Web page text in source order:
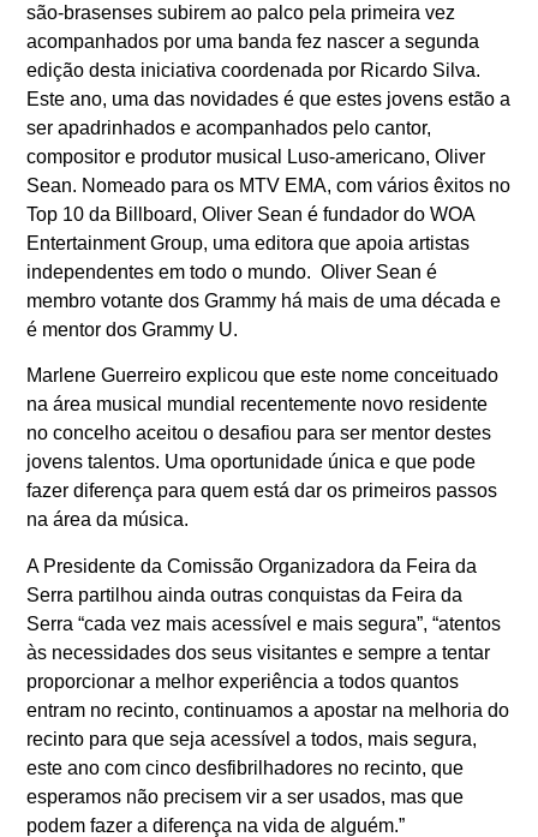
são-brasenses subirem ao palco pela primeira vez
acompanhados por uma banda fez nascer a segunda
edição desta iniciativa coordenada por Ricardo Silva.
Este ano, uma das novidades é que estes jovens estão a
ser apadrinhados e acompanhados pelo cantor,
compositor e produtor musical Luso-americano, Oliver
Sean. Nomeado para os MTV EMA, com vários êxitos no
Top 10 da Billboard, Oliver Sean é fundador do WOA
Entertainment Group, uma editora que apoia artistas
independentes em todo o mundo. Oliver Sean é
membro votante dos Grammy há mais de uma década e
é mentor dos Grammy U.
Marlene Guerreiro explicou que este nome conceituado
na área musical mundial recentemente novo residente
no concelho aceitou o desafiou para ser mentor destes
jovens talentos. Uma oportunidade única e que pode
fazer diferença para quem está dar os primeiros passos
na área da música.
A Presidente da Comissão Organizadora da Feira da
Serra partilhou ainda outras conquistas da Feira da
Serra “cada vez mais acessível e mais segura”, “atentos
às necessidades dos seus visitantes e sempre a tentar
proporcionar a melhor experiência a todos quantos
entram no recinto, continuamos a apostar na melhoria do
recinto para que seja acessível a todos, mais segura,
este ano com cinco desfibrilhadores no recinto, que
esperamos não precisem vir a ser usados, mas que
podem fazer a diferença na vida de alguém.”